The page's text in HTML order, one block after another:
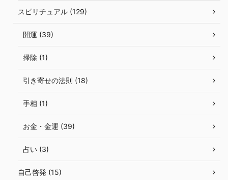
スピリチュアル (129)
開運 (39)
掃除 (1)
引き寄せの法則 (18)
手相 (1)
お金・金運 (39)
占い (3)
自己啓発 (15)